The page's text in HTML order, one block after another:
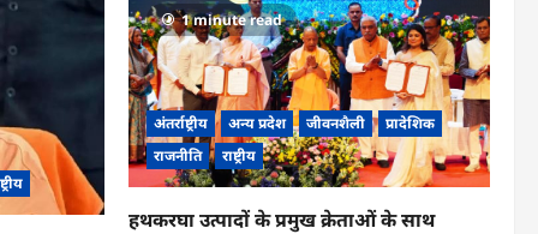
1 minute read
अंतर्राष्ट्रीय अन्य प्रदेश जीवनशैली
प्रादेशिक
राजनीति
राष्ट्रीय
हथकरघा उत्पादों के प्रमुख क्रेताओं के साथ